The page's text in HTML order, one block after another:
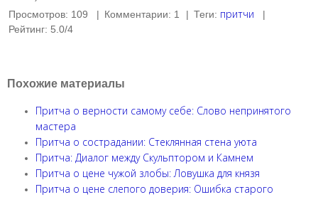
Просмотров: 109 | Комментарии: 1 | Теги: притчи
|
Рейтинг: 5.0/4
Похожие материалы
Притча о верности самому себе: Слово непринятого
мастера
Притча о сострадании: Стеклянная стена уюта
Притча: Диалог между Скульптором и Камнем
Притча о цене чужой злобы: Ловушка для князя
Притча о цене слепого доверия: Ошибка старого